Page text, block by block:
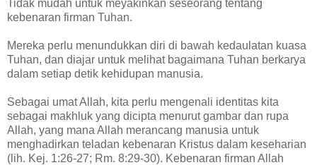
Tidak mudah untuk meyakinkan seseorang tentang
kebenaran firman Tuhan.
Mereka perlu menundukkan diri di bawah kedaulatan kuasa
Tuhan, dan diajar untuk melihat bagaimana Tuhan berkarya
dalam setiap detik kehidupan manusia.
Sebagai umat Allah, kita perlu mengenali identitas kita
sebagai makhluk yang dicipta menurut gambar dan rupa
Allah, yang mana Allah merancang manusia untuk
menghadirkan teladan kebenaran Kristus dalam keseharian
(lih. Kej. 1:26-27; Rm. 8:29-30). Kebenaran firman Allah